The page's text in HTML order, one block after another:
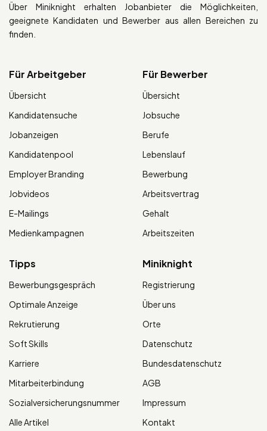
Über Miniknight erhalten Jobanbieter die Möglichkeiten,
geeignete Kandidaten und Bewerber aus allen Bereichen zu
finden.
Für Arbeitgeber
Übersicht
Kandidatensuche
Jobanzeigen
Kandidatenpool
Employer Branding
Jobvideos
E-Mailings
Medienkampagnen
Für Bewerber
Übersicht
Jobsuche
Berufe
Lebenslauf
Bewerbung
Arbeitsvertrag
Gehalt
Arbeitszeiten
Tipps
Bewerbungsgespräch
Optimale Anzeige
Rekrutierung
Soft Skills
Karriere
Mitarbeiterbindung
Sozialversicherungsnummer
Alle Artikel
Miniknight
Registrierung
Über uns
Orte
Datenschutz
Bundesdatenschutz
AGB
Impressum
Kontakt